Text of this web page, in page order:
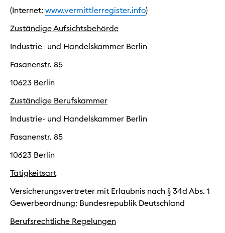
(Internet: www.vermittlerregister.info)
Zuständige Aufsichtsbehörde
Industrie- und Handelskammer Berlin
Fasanenstr. 85
10623 Berlin
Zuständige Berufskammer
Industrie- und Handelskammer Berlin
Fasanenstr. 85
10623 Berlin
Tätigkeitsart
Versicherungsvertreter mit Erlaubnis nach § 34d Abs. 1
Gewerbeordnung; Bundesrepublik Deutschland
Berufsrechtliche Regelungen